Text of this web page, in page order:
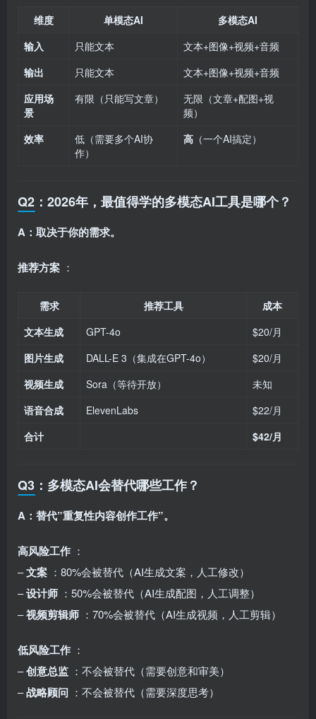
维度 单模态AI
多模态AI
输入
只能文本
文本+图像+视频+音频
输出
只能文本
文本+图像+视频+音频
应用场
景
有限（只能写文章）
无限（文章+配图+视
频）
效率
低（需要多个AI协
作）
高 （一个AI搞定）
Q2：2026年，最值得学的多模态AI工具是哪个？
A：取决于你的需求。
推荐方案 ：
需求 推荐工具
成本
文本生成
GPT-4o
$20/月
图片生成
DALL-E 3（集成在GPT-4o）
$20/月
视频生成
Sora（等待开放）
未知
语音合成
ElevenLabs
$22/月
合计
$42/月
Q3：多模态AI会替代哪些工作？
A：替代”重复性内容创作工作”。
高风险工作 ：
–文案 ：80%会被替代（AI生成文案，人工修改）
–设计师 ：50%会被替代（AI生成配图，人工调整）
–视频剪辑师 ：70%会被替代（AI生成视频，人工剪辑）
低风险工作 ：
–创意总监 ：不会被替代（需要创意和审美）
–战略顾问 ：不会被替代（需要深度思考）